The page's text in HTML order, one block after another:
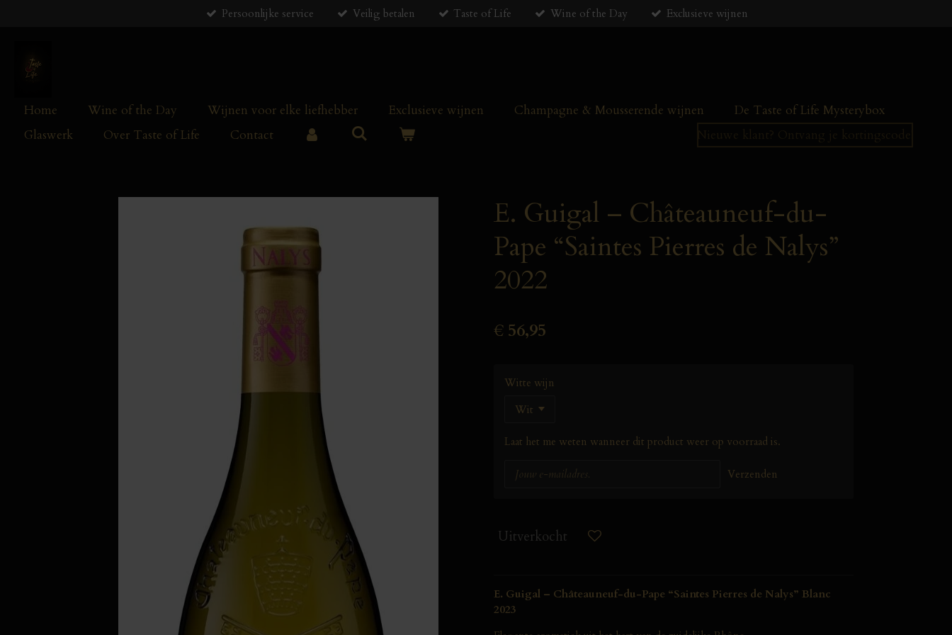
hoofdinhoud
Persoonlijke service Veilig betalen Taste of Life Wine of the Day Exclusieve wijnen
Home Wine of the Day Wijnen voor elke liefhebber Exclusieve wijnen Champagne & Mousserende wijnen
De Taste of Life Mysterybox
Glaswerk
Over Taste of Life Contact
E. Guigal – Châteauneuf-du-
Pape “Saintes Pierres de Nalys”
2022
€ 56,95
Witte wijn
Laat het me weten wanneer dit product weer op voorraad is.
Verzenden
Uitverkocht
E. Guigal – Châteauneuf-du-Pape “Saintes Pierres de Nalys” Blanc
2023